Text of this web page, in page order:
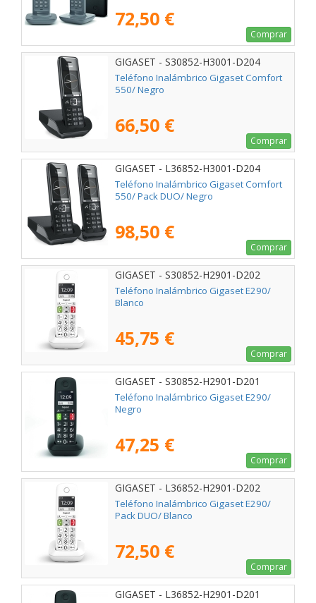
72,50 €
Comprar
GIGASET - S30852-H3001-D204
Teléfono Inalámbrico Gigaset Comfort
550/ Negro
66,50 €
Comprar
GIGASET - L36852-H3001-D204
Teléfono Inalámbrico Gigaset Comfort
550/ Pack DUO/ Negro
98,50 €
Comprar
GIGASET - S30852-H2901-D202
Teléfono Inalámbrico Gigaset E290/
Blanco
45,75 €
Comprar
GIGASET - S30852-H2901-D201
Teléfono Inalámbrico Gigaset E290/
Negro
47,25 €
Comprar
GIGASET - L36852-H2901-D202
Teléfono Inalámbrico Gigaset E290/
Pack DUO/ Blanco
72,50 €
Comprar
GIGASET - L36852-H2901-D201